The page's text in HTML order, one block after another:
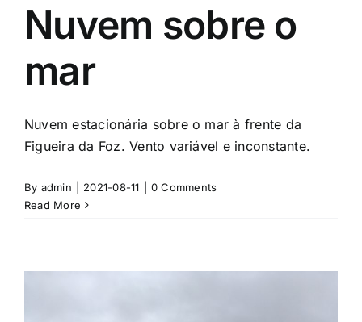
Nuvem sobre o
mar
Nuvem estacionária sobre o mar à frente da
Figueira da Foz. Vento variável e inconstante.
By admin 2021-08-11
0 Comments
Read More